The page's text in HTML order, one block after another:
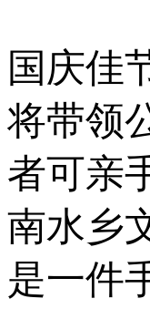
国庆佳
将带领
者可亲
南水乡
是一件